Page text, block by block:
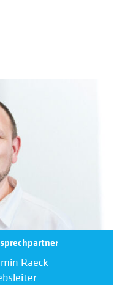
Raeck